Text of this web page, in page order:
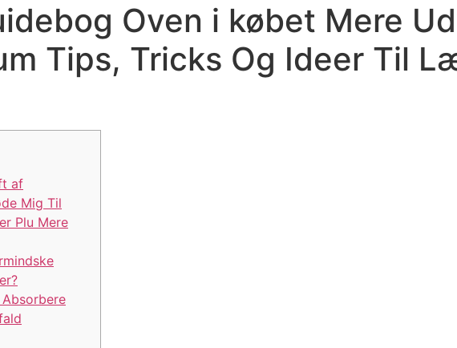
Oven i købet Mere
Tips, Tricks Og Ideer Til
af
Mig Til
Plu Mere